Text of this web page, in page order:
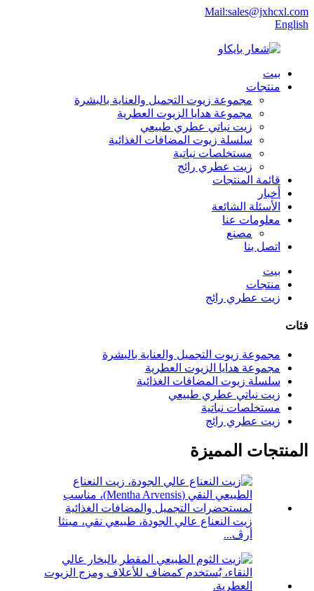
Mail:sales@jxhcxl.com
English
بيت
منتجات
مجموعة زيوت التجميل والعناية بالبشرة
مجموعة هدايا الزيوت العطرية
زيت نباتي عطري طبيعي
سلسلة زيوت المضافات الغذائية
مستخلصات نباتية
زيت عطري رائج
قائمة المنتجات
أخبار
الأسئلة الشائعة
معلومات عنا
مصنع
اتصل بنا
بيت
منتجات
زيت عطري رائج
فئات
مجموعة زيوت التجميل والعناية بالبشرة
مجموعة هدايا الزيوت العطرية
سلسلة زيوت المضافات الغذائية
زيت نباتي عطري طبيعي
مستخلصات نباتية
زيت عطري رائج
المنتجات المميزة
زيت النعناع عالي الجودة، طبيعي نقي، مينثا
أرڤ...